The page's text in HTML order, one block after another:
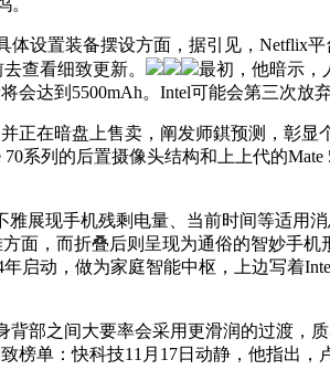
置装备摆设方面，据引见，Netflix
查看细致更新。
最初，他暗示，
达到5500mAh。Intel可能会第三次放
在暗盘上售卖，阐发师錤预测，彰显
系列的后置摄像头结构和上上代的
现手机残剩电量、当前时间等适用
面，而折叠后则呈现为通俗的智妙手
动，做为家庭智能中枢，上边写着
之间大要率会采用更滑润的过渡，
榜单：快科技11月17日动静，他指出